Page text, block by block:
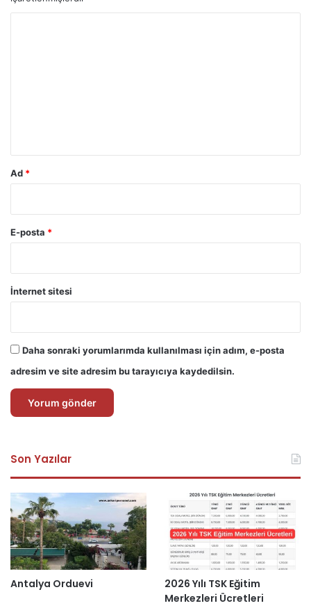
Ad *
E-posta *
İnternet sitesi
Daha sonraki yorumlarımda kullanılması için adım, e-posta
adresim ve site adresim bu tarayıcıya kaydedilsin.
Son Yazılar
Antalya Orduevi
2026 Yılı TSK Eğitim
Merkezleri Ücretleri